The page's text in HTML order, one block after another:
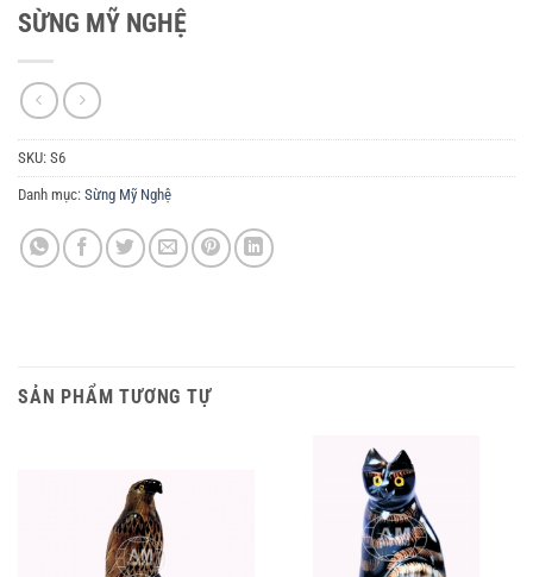
SỪNG MỸ NGHỆ
SKU: S6
Danh mục: Sừng Mỹ Nghệ
SẢN PHẨM TƯƠNG TỰ